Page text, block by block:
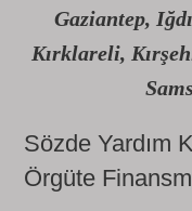
Gaziantep,
Kırklareli,
Sözde Yardım
Örgüte